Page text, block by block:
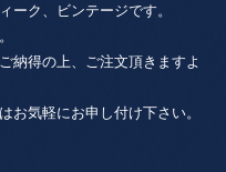
ーク、ビンテージです。
納得の上、ご注文頂きますよ
お気軽にお申し付け下さい。